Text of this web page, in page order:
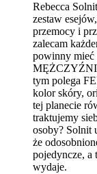
Rebecca
zestaw
przemocy i
zalecam
powinny mieć
MĘŻCZYŹNI
tym polega
kolor skóry,
tej planecie
traktujemy
osoby? Solnit
że
pojedyncze, a
wydaje.